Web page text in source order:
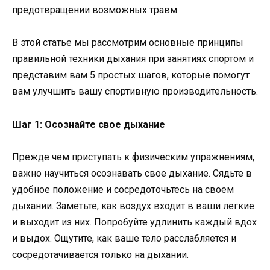
предотвращении возможных травм.
В этой статье мы рассмотрим основные принципы
правильной техники дыхания при занятиях спортом и
представим вам 5 простых шагов, которые помогут
вам улучшить вашу спортивную производительность.
Шаг 1: Осознайте свое дыхание
Прежде чем приступать к физическим упражнениям,
важно научиться осознавать свое дыхание. Сядьте в
удобное положение и сосредоточьтесь на своем
дыхании. Заметьте, как воздух входит в ваши легкие
и выходит из них. Попробуйте удлинить каждый вдох
и выдох. Ощутите, как ваше тело расслабляется и
сосредотачивается только на дыхании.